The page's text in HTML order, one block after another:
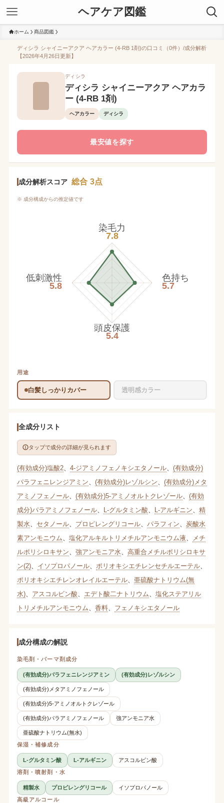
ヘアケア図鑑
ホーム 商品図鑑
ディシラ シャイニーアクア ヘアカラー (4-RB 1剤)の口コミ（0件）/成分解析
【2026年4月26日更新】
ディシラ
ディシラ シャイニーアクア ヘアカラ
ー (4-RB 1剤)
ヘアカラー ディシラ
最安値を探す
成分解析スコア 総合 3点
※ 成分構成からの推定値です
染毛力
7.8
色持ち
5.7
頭皮保護
5.4
低刺激性
5.8
用途
白髪しっかりカバー 透明感カラー
全成分リスト
タップで成分の詳細が見られます
(有効成分)塩酸2、 4-ジアミノフェノキシエタノール、 (有効成分)
パラフェニレンジアミン
(有効成分)レゾルシン
(有効成分)メタ
アミノフェノール、 (有効成分)5-アミノオルトクレゾール、 (有効
成分)パラアミノフェノール、 L-グルタミン酸 L-アルギニン
精
製水
セタノール、 プロピレングリコール、 パラフィン
炭酸水
素アンモニウム
塩化アルキルトリメチルアンモニウム液
メチ
ルポリシロキサン
強アンモニア水
高重合メチルポリシロキサ
ン(2)、 イソプロパノール、 ポリオキシエチレンセチルエーテル、
ポリオキシエチレンオレイルエーテル、 亜硫酸ナトリウム(無
水)、 アスコルビン酸 エデト酸二ナトリウム
塩化ステアリル
トリメチルアンモニウム
香料、 フェノキシエタノール
成分構成の解説
染毛剤・パーマ剤成分
(有効成分)パラフェニレンジアミン (有効成分)レゾルシン
(有効成分)メタアミノフェノール
(有効成分)5-アミノオルトクレゾール
(有効成分)パラアミノフェノール 強アンモニア水
亜硫酸ナトリウム(無水)
保湿・補修成分
L-グルタミン酸 L-アルギニン
アスコルビン酸
溶剤・噴射剤・水
精製水 プロピレングリコール
イソプロパノール
高級アルコール